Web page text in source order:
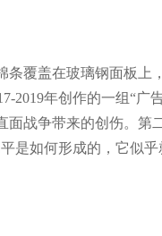
条覆盖在玻璃钢面板上
2019年创作的一组“广
战争带来的创伤。第
是如何形成的，它似乎